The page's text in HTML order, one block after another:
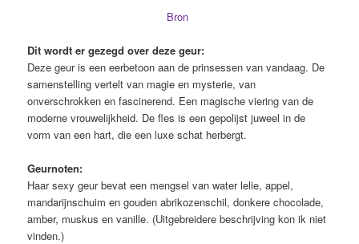
Bron
Dit wordt er gezegd over deze geur:
Deze geur is een eerbetoon aan de prinsessen van vandaag. De
samenstelling vertelt van magie en mysterie, van
onverschrokken en fascinerend. Een magische viering van de
moderne vrouwelijkheid. De fles is een gepolijst juweel in de
vorm van een hart, die een luxe schat herbergt.
Geurnoten:
Haar sexy geur bevat een mengsel van water lelie, appel,
mandarijnschuim en gouden abrikozenschil, donkere chocolade,
amber, muskus en vanille. (Uitgebreidere beschrijving kon ik niet
vinden.)